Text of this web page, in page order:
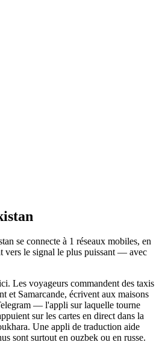
se connecte à 1 réseaux mobiles, en
vers le signal le plus puissant — avec
Les voyageurs commandent des taxis
et Samarcande, écrivent aux maisons
— l'appli sur laquelle tourne
sur les cartes en direct dans la
Une appli de traduction aide
sont surtout en ouzbek ou en russe.